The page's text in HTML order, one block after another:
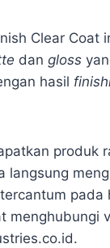
Clear Coat
dan gloss
hasil
produk
langsung
pada
menghubungi